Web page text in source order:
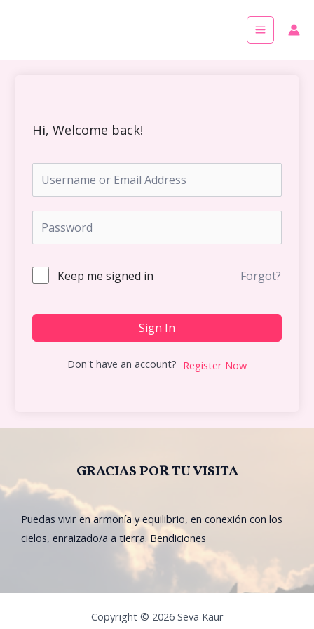
Main
Menu
Hi, Welcome back!
Keep me signed in Forgot?
Sign In
Don't have an account? Register Now
GRACIAS POR TU VISITA
Puedas vivir en armonía y equilibrio, en conexión con los
cielos, enraizado/a a tierra. Bendiciones
Copyright © 2026 Seva Kaur